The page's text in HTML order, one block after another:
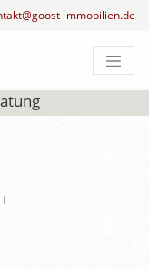
immobilien.de
|